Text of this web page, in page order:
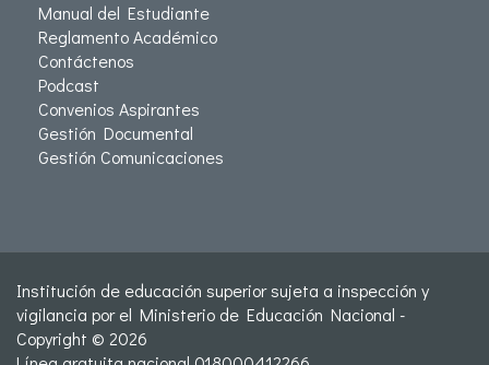
Manual del Estudiante
Reglamento Académico
Contáctenos
Podcast
Convenios Aspirantes
Gestión Documental
Gestión Comunicaciones
Institución de educación superior sujeta a inspección y
vigilancia por el Ministerio de Educación Nacional -
Copyright © 2026